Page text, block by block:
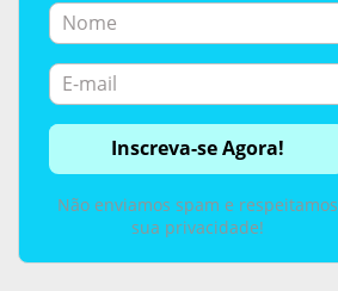
Não enviamos spam e respeitamos
sua privacidade!